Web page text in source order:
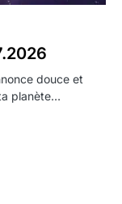
douce et
planète…